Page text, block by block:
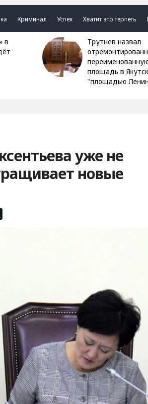
Криминал Успех Хватит это терпеть
Трутнев назвал
площадь в
"площадью
уже не
новые